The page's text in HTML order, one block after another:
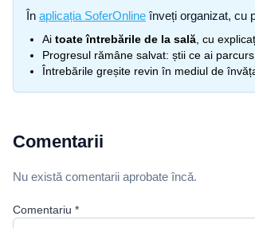
În aplicația SoferOnline înveți organizat, cu
Ai toate întrebările de la sală , cu
Progresul rămâne salvat: știi ce ai
Întrebările greșite revin în mediul de
Comentarii
Nu există comentarii aprobate încă.
Comentariu *